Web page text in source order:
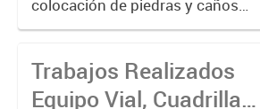
colocación de piedras y caños
(zanjeo - cruce de calles) Informe
construcción, colocación de tapa
registro, reparación...
Trabajos Realizados
Equipo Vial, Cuadrilla